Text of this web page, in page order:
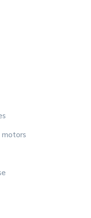
motors